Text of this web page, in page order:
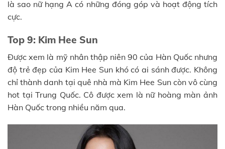
là sao nữ hạng A có những đóng góp và hoạt động tích
cực.
Top 9: Kim Hee Sun
Được xem là mỹ nhân thập niên 90 của Hàn Quốc nhưng
độ trẻ đẹp của Kim Hee Sun khó có ai sánh được. Không
chỉ thành danh tại quê nhà mà Kim Hee Sun còn vô cùng
hot tại Trung Quốc. Cô được xem là nữ hoàng màn ảnh
Hàn Quốc trong nhiều năm qua.